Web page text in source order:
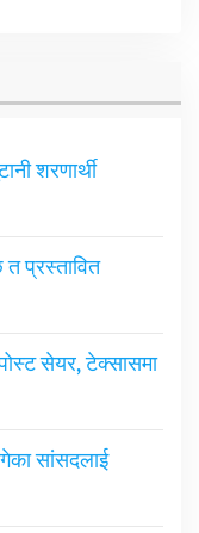
शरणार्थी
प्रस्तावित
पोस्ट सेयर, टेक्सासमा
सांसदलाई